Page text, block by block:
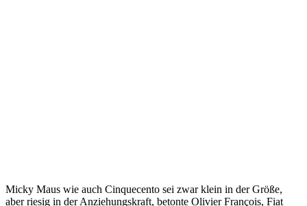
Micky Maus wie auch Cinquecento sei zwar klein in der Größe,
aber riesig in der Anziehungskraft, betonte Olivier François, Fiat